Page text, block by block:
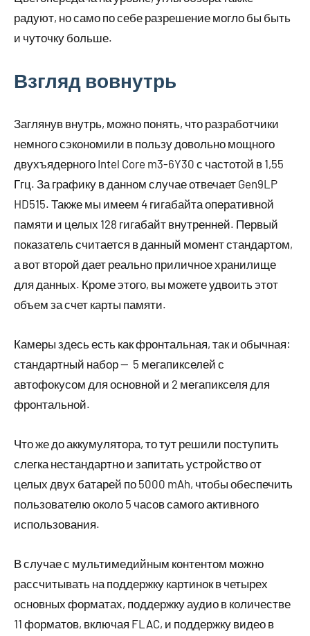
радуют, но само по себе разрешение могло бы быть
и чуточку больше.
Взгляд вовнутрь
Заглянув внутрь, можно понять, что разработчики
немного сэкономили в пользу довольно мощного
двухъядерного Intel Core m3-6Y30 с частотой в 1,55
Ггц. За графику в данном случае отвечает Gen9LP
HD515. Также мы имеем 4 гигабайта оперативной
памяти и целых 128 гигабайт внутренней. Первый
показатель считается в данный момент стандартом,
а вот второй дает реально приличное хранилище
для данных. Кроме этого, вы можете удвоить этот
объем за счет карты памяти.
Камеры здесь есть как фронтальная, так и обычная:
стандартный набор — 5 мегапикселей с
автофокусом для основной и 2 мегапикселя для
фронтальной.
Что же до аккумулятора, то тут решили поступить
слегка нестандартно и запитать устройство от
целых двух батарей по 5000 mAh, чтобы обеспечить
пользователю около 5 часов самого активного
использования.
В случае с мультимедийным контентом можно
рассчитывать на поддержку картинок в четырех
основных форматах, поддержку аудио в количестве
11 форматов, включая FLAC, и поддержку видео в